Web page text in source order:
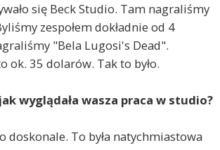
się Beck Studio. Tam nagraliśmy
zespołem dokładnie od 4
"Bela Lugosi's Dead".
ok. 35 dolarów. Tak to było.
wyglądała wasza praca w studio?
doskonale. To była natychmiastowa